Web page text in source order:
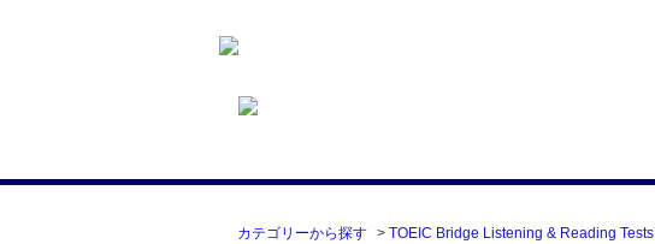
カテゴリーから探す > TOEIC Bridge Listening & Reading Tests